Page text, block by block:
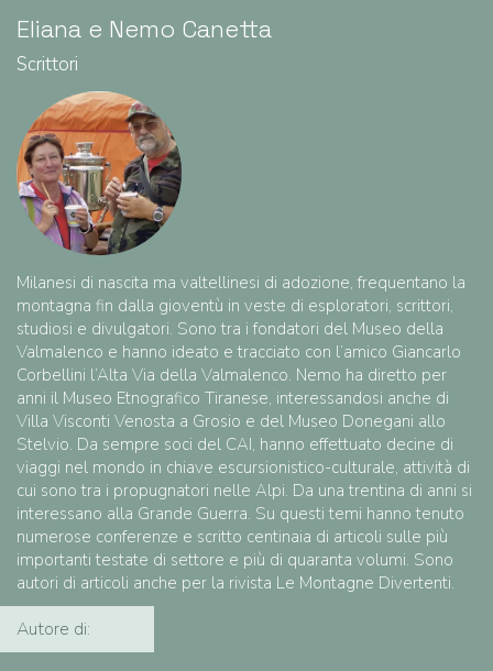
Eliana e Nemo Canetta
Scrittori
Milanesi di nascita ma valtellinesi di adozione, frequentano la
montagna fin dalla gioventù in veste di esploratori, scrittori,
studiosi e divulgatori. Sono tra i fondatori del Museo della
Valmalenco e hanno ideato e tracciato con l’amico Giancarlo
Corbellini l’Alta Via della Valmalenco. Nemo ha diretto per
anni il Museo Etnografico Tiranese, interessandosi anche di
Villa Visconti Venosta a Grosio e del Museo Donegani allo
Stelvio. Da sempre soci del CAI, hanno effettuato decine di
viaggi nel mondo in chiave escursionistico-culturale, attività di
cui sono tra i propugnatori nelle Alpi. Da una trentina di anni si
interessano alla Grande Guerra. Su questi temi hanno tenuto
numerose conferenze e scritto centinaia di articoli sulle più
importanti testate di settore e più di quaranta volumi. Sono
autori di articoli anche per la rivista Le Montagne Divertenti.
Autore di: